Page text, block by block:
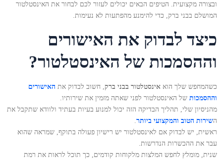
ובצורה מקצועית. הטיפים הבאים יכולים לעזור לכם לבחור את האינסטלטור
המושלם בבני ברק, כדי להימנע מהפתעות לא נעימות.
כיצד לבדוק את האישורים
וההסמכות של האינסטלטור?
כשהמחפש שלך הוא אינסטלטור בבני ברק , חשוב לבדוק את האישורים
וההסמכות של האינסטלטור לפני שאתה מזמין את שירותיו.
מהניסיון שלי, תהליך הבדיקה הזה יכול למנוע בעיות בעתיד ולוודא שתקבל את
השירות הטוב והמקצועי ביותר
ראשית, יש לבדוק אם לאינסטלטור יש רישיון פעולה בתוקף, שמראה שהוא
עבר את ההכשרות הנדרשות.
שנית, מומלץ לחפש המלצות מלקוחות קודמים, כך תוכל לראות את רמת